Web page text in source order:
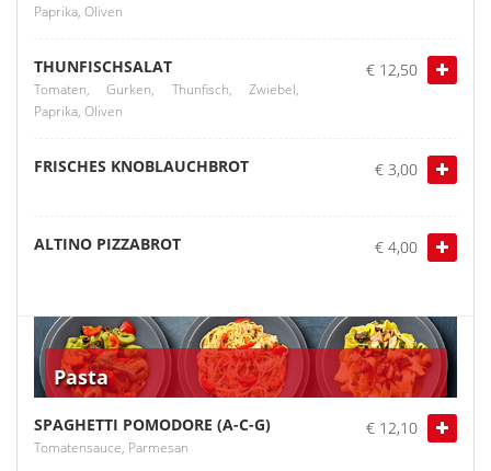
Paprika, Oliven
THUNFISCHSALAT
Tomaten, Gurken, Thunfisch, Zwiebel,
Paprika, Oliven
€ 12,50
FRISCHES KNOBLAUCHBROT € 3,00
ALTINO PIZZABROT € 4,00
Pasta
SPAGHETTI POMODORE (A-C-G)
Tomatensauce, Parmesan
€ 12,10